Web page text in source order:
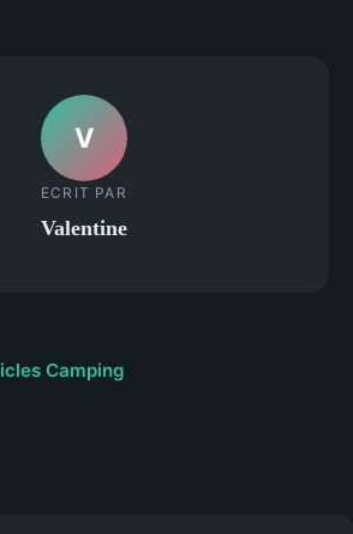
V
ECRIT PAR
Valentine
Camping